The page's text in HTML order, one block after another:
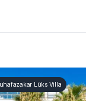
Lüks Villa